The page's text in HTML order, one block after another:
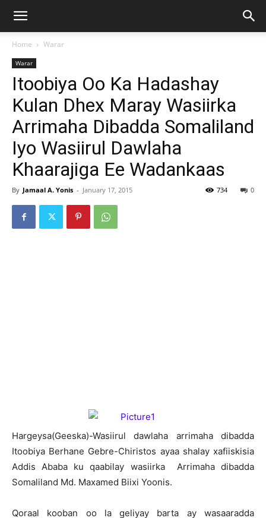
Home Warar
Warar
Itoobiya Oo Ka Hadashay
Kulan Dhex Maray Wasiirka
Arrimaha Dibadda Somaliland
Iyo Wasiirul Dawlaha
Khaarajiga Ee Wadankaas
By Jamaal A. Yonis - January 17, 2015 0
734
Hargeysa(Geeska)-Wasiirul dawlaha arrimaha dibadda
Itoobiya Berhane Gebre-Chiristos ayaa shalay xafiiskisia
Addis Ababa ku qaabilay wasiirka Arrimaha dibadda
Somaliland Md. Maxamed Biixi Yoonis.
Qoraal kooban oo la geliyay barta ay wasaaradda